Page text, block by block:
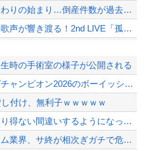
スマホゲー業界、終わりの始まり…倒産件数が過去最多ペース「数億円かけても爆ﾀﾋ」
【にじさんじ】叶の歌声が響き渡る！2nd LIVE「孤独 -solitude-」...
【広島】廿日市の中学野球部員死亡事故 書類送検の医師、別人のCT画像で診察した疑...
PTA会長「PTA参加拒否した親へ最終警告。こうなってもいい？」
【配信者】「金バエ」のSNS更新が1週間途絶え、様々な憶測が飛び交う。1週間ぶり...
【緊急速報】NYで警官が黒人男性の首を絞め、暴動第二波不可避へ
時の手術室の様子が公開される
【画像】ミスヤングチャンピオン2026のボーイッシュお胸ｗｗｗｗｗｗｗｗｗｗｗｗ...
付け、無利子ｗｗｗｗｗ
最近字を書く時にあり得ない間違いするようになってきたわ
【悲報】スマホゲーム業界、サ終が相次ぎガチで危機的な状況に…その理由がこちら